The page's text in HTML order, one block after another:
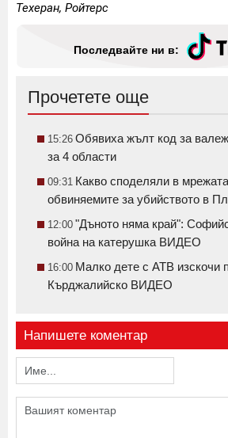
Техеран, Ройтерс
Последвайте ни в:
Прочетете още
15:26 Обявиха жълт код за
за 4 области
09:31 Какво споделяли в
обвиняемите за убийството в
12:00 "Дъното няма край":
война на катерушка ВИДЕО
16:00 Малко дете с АТВ изскочи
Кърджалийско ВИДЕО
Напишете коментар